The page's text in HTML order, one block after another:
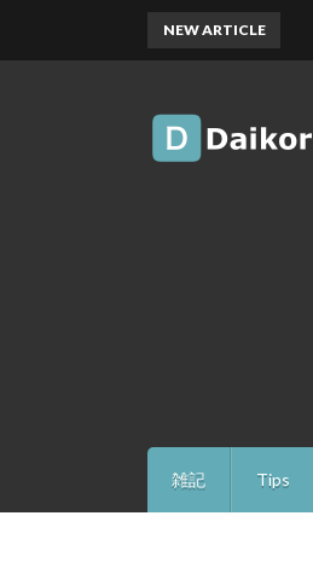
雑記 Tips
NEW ARTICLE